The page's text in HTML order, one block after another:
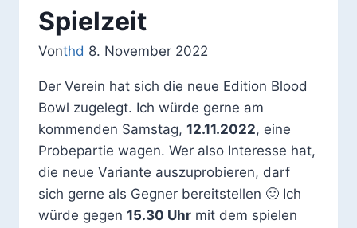
Spielzeit
Vonthd 8. November 2022
Der Verein hat sich die neue Edition Blood
Bowl zugelegt. Ich würde gerne am
kommenden Samstag, 12.11.2022, eine
Probepartie wagen. Wer also Interesse hat,
die neue Variante auszuprobieren, darf
sich gerne als Gegner bereitstellen 🙂 Ich
würde gegen 15.30 Uhr mit dem spielen